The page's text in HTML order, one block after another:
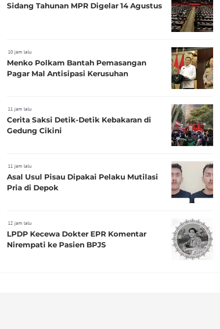
Sidang Tahunan MPR Digelar 14 Agustus
10 jam lalu
Menko Polkam Bantah Pemasangan
Pagar Mal Antisipasi Kerusuhan
11 jam lalu
Cerita Saksi Detik-Detik Kebakaran di
Gedung Cikini
11 jam lalu
Asal Usul Pisau Dipakai Pelaku Mutilasi
Pria di Depok
12 jam lalu
LPDP Kecewa Dokter EPR Komentar
Nirempati ke Pasien BPJS